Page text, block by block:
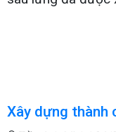
Xây dựng thành